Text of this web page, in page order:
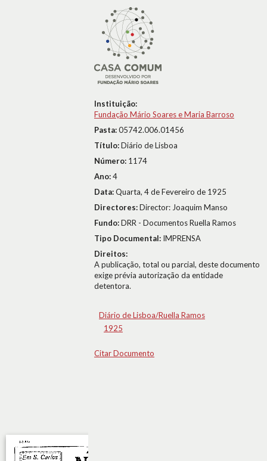
Instituição:
Fundação Mário Soares e Maria Barroso
Pasta:05742.006.01456
Título:Diário de Lisboa
Número: 1174
Ano:4
Data:Quarta, 4 de Fevereiro de 1925
Directores:Director: Joaquim Manso
Fundo:DRR - Documentos Ruella Ramos
Tipo Documental: IMPRENSA
Direitos:
A publicação, total ou parcial, deste documento
exige prévia autorização da entidade
detentora.
Diário de Lisboa/Ruella Ramos
1925
Citar Documento